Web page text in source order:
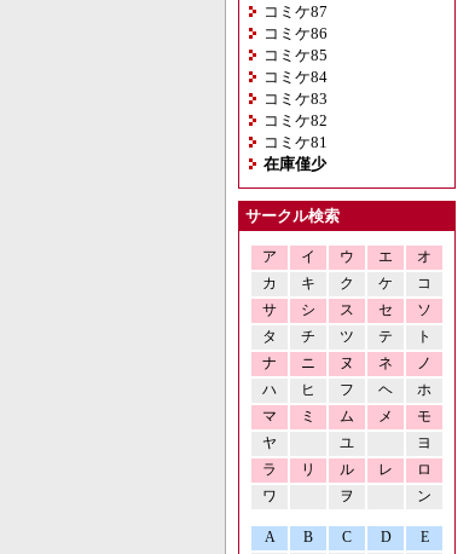
コミケ87
コミケ86
コミケ85
コミケ84
コミケ83
コミケ82
コミケ81
在庫僅少
サークル検索
ア イ ウ エ
オ
カ
キ ク ケ
コ
サ
シ ス セ
ソ
タ
チ ツ テ
ト
ナ
ニ ヌ ネ
ノ
ハ
ヒ フ ヘ
ホ
マ
ミ ム メ
モ
ヤ
ユ
ヨ
ラ
リ ル レ
ロ
ワ
ヲ ン
A B C D
E